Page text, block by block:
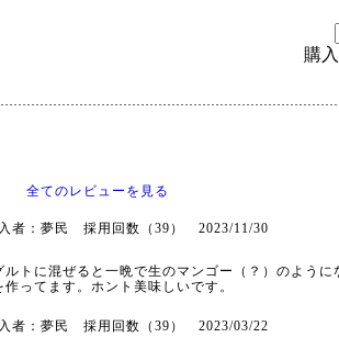
購
全てのレビューを見る
者：夢民 採用回数（39） 2023/11/30
トに混ぜると一晩で生のマンゴー（？）のよう に
作ってます。ホント美味しいです。
者：夢民 採用回数（39） 2023/03/22